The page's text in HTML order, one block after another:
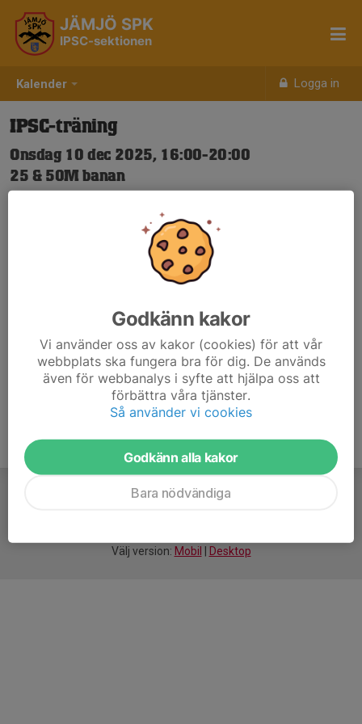
Kalender Logga in
JÄMJÖ SPK
IPSC-sektionen
IPSC-träning
Onsdag 10 dec 2025, 16:00-20:00
25 & 50M banan
Välj version: Mobil Desktop
Godkänn kakor
Vi använder oss av kakor (cookies) för att vår
webbplats ska fungera bra för dig. De används
även för webbanalys i syfte att hjälpa oss att
förbättra våra tjänster.
Så använder vi cookies
Godkänn alla kakor
Bara nödvändiga